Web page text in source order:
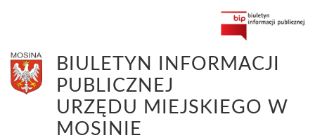
BIULETYN INFORMACJI
PUBLICZNEJ
URZĘDU MIEJSKIEGO W
MOSINIE